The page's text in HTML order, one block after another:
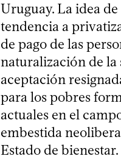
Uruguay. La idea
tendencia a
de pago de las
naturalización de la
aceptación
para los pobres
actuales en el
embestida
Estado de